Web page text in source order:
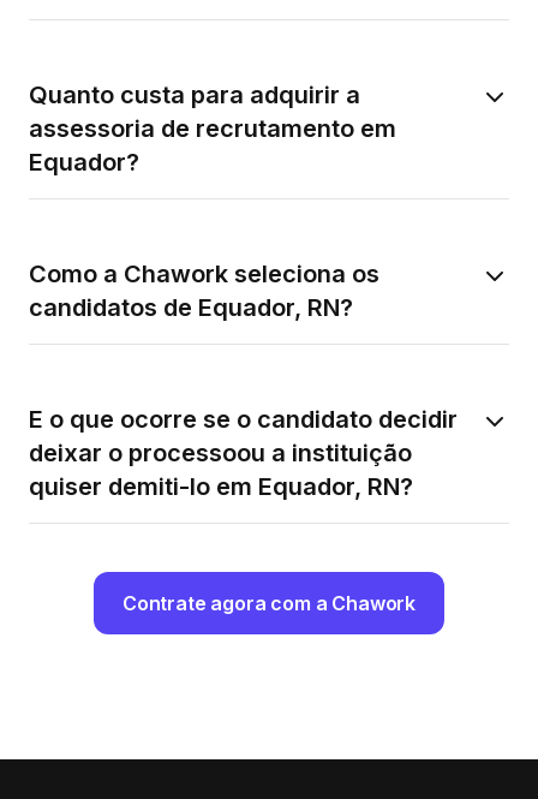
Quanto custa para adquirir a
assessoria de recrutamento em
Equador?
Como a Chawork seleciona os
candidatos de Equador, RN?
E o que ocorre se o candidato decidir
deixar o processoou a instituição
quiser demiti-lo em Equador, RN?
Contrate agora com a Chawork